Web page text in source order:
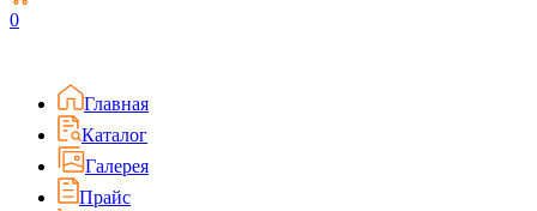
0
Главная
Каталог
Галерея
Прайс